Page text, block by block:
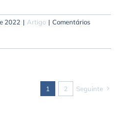
2022 | Artigo | Comentários
1 2 Seguinte